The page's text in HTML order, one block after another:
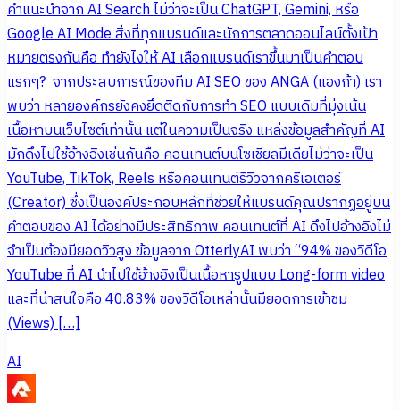
คำแนะนำจาก AI Search ไม่ว่าจะเป็น ChatGPT, Gemini, หรือ
Google AI Mode สิ่งที่ทุกแบรนด์และนักการตลาดออนไลน์ตั้งเป้า
หมายตรงกันคือ ทำยังไงให้ AI เลือกแบรนด์เราขึ้นมาเป็นคำตอบ
แรกๆ? จากประสบการณ์ของทีม AI SEO ของ ANGA (แองก้า) เรา
พบว่า หลายองค์กรยังคงยึดติดกับการทำ SEO แบบเดิมที่มุ่งเน้น
เนื้อหาบนเว็บไซต์เท่านั้น แต่ในความเป็นจริง แหล่งข้อมูลสำคัญที่ AI
มักดึงไปใช้อ้างอิงเช่นกันคือ คอนเทนต์บนโซเชียลมีเดียไม่ว่าจะเป็น
YouTube, TikTok, Reels หรือคอนเทนต์รีวิวจากครีเอเตอร์
(Creator) ซึ่งเป็นองค์ประกอบหลักที่ช่วยให้แบรนด์คุณปรากฏอยู่บน
คำตอบของ AI ได้อย่างมีประสิทธิภาพ คอนเทนต์ที่ AI ดึงไปอ้างอิงไม่
จำเป็นต้องมียอดวิวสูง ข้อมูลจาก OtterlyAI พบว่า “94% ของวิดีโอ
YouTube ที่ AI นำไปใช้อ้างอิงเป็นเนื้อหารูปแบบ Long-form video
และที่น่าสนใจคือ 40.83% ของวิดีโอเหล่านั้นมียอดการเข้าชม
(Views) […]
AI